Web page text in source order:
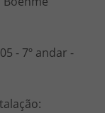
- 7º andar -